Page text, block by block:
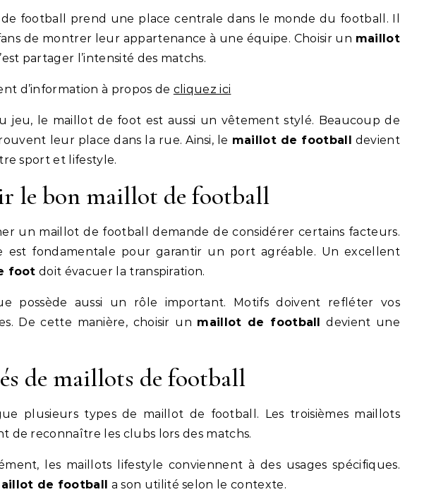
football prend une place centrale dans le monde du football. Il
de montrer leur appartenance à une équipe. Choisir un maillot
partager l’intensité des matchs.
d’information à propos de cliquez ici
jeu, le maillot de foot est aussi un vêtement stylé. Beaucoup de
leur place dans la rue. Ainsi, le maillot de football devient
sport et lifestyle.
le bon maillot de football
un maillot de football demande de considérer certains facteurs.
est fondamentale pour garantir un port agréable. Un excellent
foot doit évacuer la transpiration.
possède aussi un rôle important. Motifs doivent refléter vos
De cette manière, choisir un maillot de football devient une
de maillots de football
plusieurs types de maillot de football. Les troisièmes maillots
de reconnaître les clubs lors des matchs.
les maillots lifestyle conviennent à des usages spécifiques.
de football a son utilité selon le contexte.